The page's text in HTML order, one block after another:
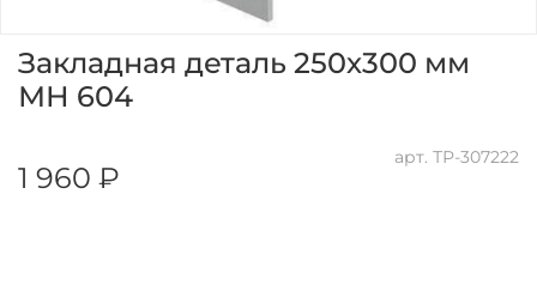
арт. ТР-307222
Закладная деталь 250х300 мм
МН 604
1 960 ₽